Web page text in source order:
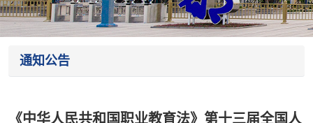
通知公告
《中华人民共和国职业教育法》第十三届全国人